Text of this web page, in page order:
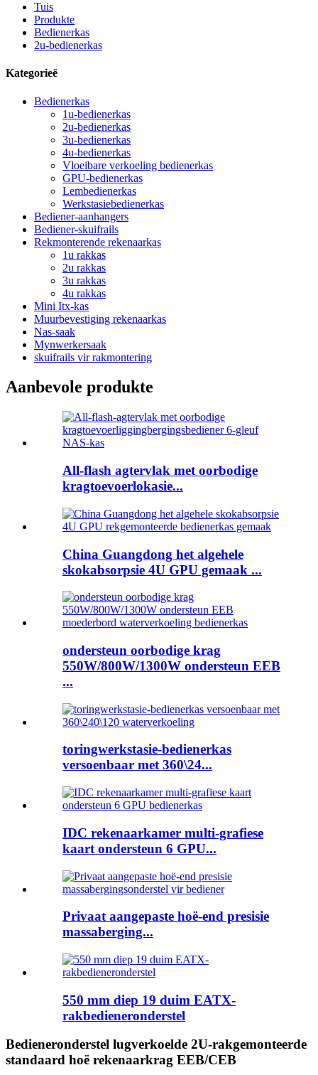
Tuis
Produkte
Bedienerkas
2u-bedienerkas
Kategorieë
Bedienerkas
1u-bedienerkas
2u-bedienerkas
3u-bedienerkas
4u-bedienerkas
Vloeibare verkoeling bedienerkas
GPU-bedienerkas
Lembedienerkas
Werkstasiebedienerkas
Bediener-aanhangers
Bediener-skuifrails
Rekmonterende rekenaarkas
1u rakkas
2u rakkas
3u rakkas
4u rakkas
Mini Itx-kas
Muurbevestiging rekenaarkas
Nas-saak
Mynwerkersaak
skuifrails vir rakmontering
Aanbevole produkte
All-flash agtervlak met oorbodige
kragtoevoerlokasie...
China Guangdong het algehele
skokabsorpsie 4U GPU gemaak ...
ondersteun oorbodige krag
550W/800W/1300W ondersteun EEB
...
toringwerkstasie-bedienerkas
versoenbaar met 360\24...
IDC rekenaarkamer multi-grafiese
kaart ondersteun 6 GPU...
Privaat aangepaste hoë-end presisie
massaberging...
550 mm diep 19 duim EATX-
rakbedieneronderstel
Bedieneronderstel lugverkoelde 2U-rakgemonteerde
standaard hoë rekenaarkrag EEB/CEB